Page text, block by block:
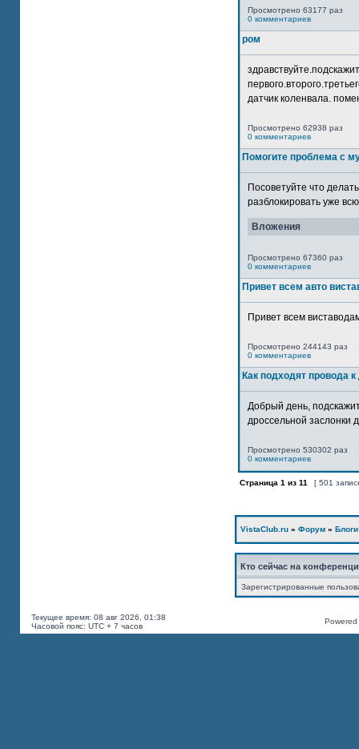
Просмотрено 63177 раз
0 комментариев
ром
датчик коленвала.
Просмотрено 62938 раз
0 комментариев
Помогите проблема с
Посоветуйте что
разблокировать уже
Вложения
Просмотрено 67360 раз
0 комментариев
Привет всем авто
Привет всем
Просмотрено 244143 раз
0 комментариев
Как подходят провода
Добрый день,
дроссельной заслонки
Просмотрено 530302 раз
0 комментариев
Страница 1 из 11 [ 501
VistaClub.ru » Форум » Блоги
Кто сейчас на
Зарегистрированные
Текущее время: 08 авг 2026, 01:38
Часовой пояс: UTC + 7 часов